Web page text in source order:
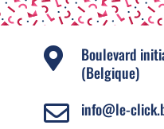

Boulevard
(Belgique)
 info@le-